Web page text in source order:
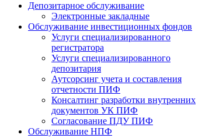
Депозитарное обслуживание
Электронные закладные
Обслуживание инвестиционных фондов
Услуги специализированного
регистратора
Услуги специализированного
депозитария
Аутсорсинг учета и составления
отчетности ПИФ
Консалтинг разработки внутренних
документов УК ПИФ
Согласование ПДУ ПИФ
Обслуживание НПФ